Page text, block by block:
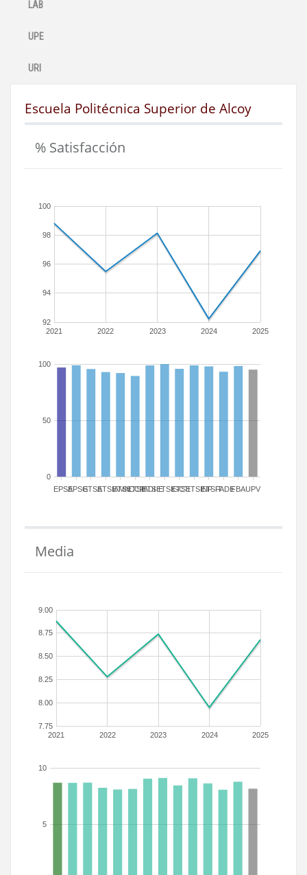
LAB
UPE
URI
Escuela Politécnica Superior de Alcoy
% Satisfacción
2021 2022 2023 2024 2025
92
94
96
98
100
EPSAEPSGETSAETSIAMN
ETSICCP
ETSIADI
ETSIEETSIGCT
ETSIIETSINFETSITFADEFBAUPV
0
50
100
Media
2021 2022 2023 2024 2025
7.75
8.00
8.25
8.50
8.75
9.00
5
10